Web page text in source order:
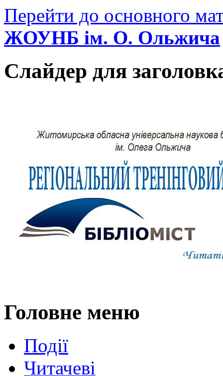
Перейти до основного
ЖОУНБ ім. О. Ольжича
Слайдер для
Головне меню
Події
Читачеві